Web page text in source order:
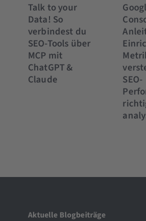
Talk to your
Data! So
verbindest du
SEO-Tools über
MCP mit
ChatGPT &
Claude
SEO-
Aktuelle Blogbeiträge